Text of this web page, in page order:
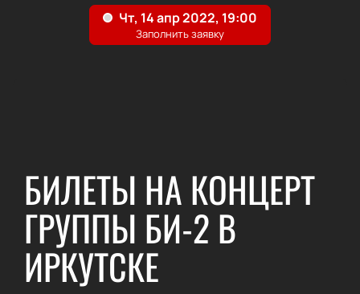
БИЛЕТЫ НА КОНЦЕРТ
ГРУППЫ БИ-2 В
ИРКУТСКЕ